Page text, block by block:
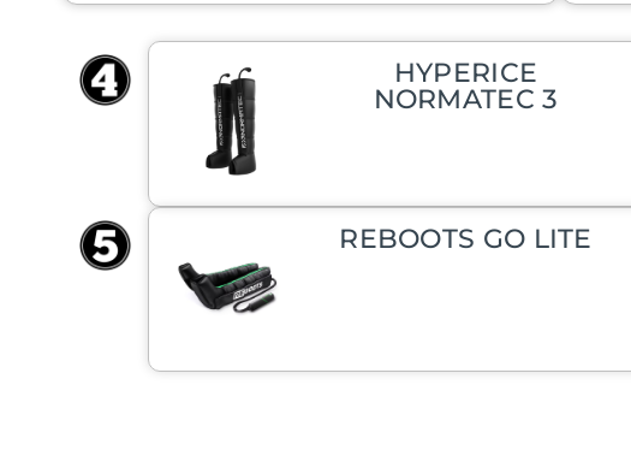
HYPERICE
NORMATEC 3
REBOOTS GO LITE